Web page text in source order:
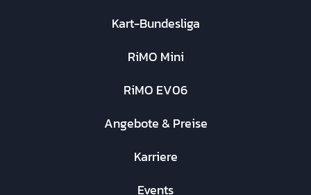
Kart-Bundesliga
RiMO Mini
RiMO EV06
Angebote & Preise
Karriere
Events